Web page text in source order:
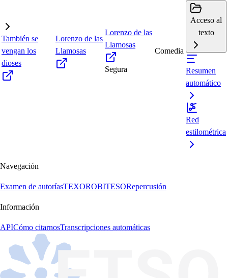
También se
vengan los
dioses
Lorenzo de las
Llamosas
Lorenzo de las
Llamosas
Segura
Comedia
Acceso al
texto
Resumen
automático
Red
estilométrica
Navegación
Examen de autoríasTEXOROBITESORepercusión
Información
APICómo citarnosTranscripciones automáticas